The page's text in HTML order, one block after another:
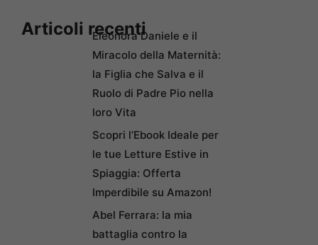
Articoli recentiEleonora Daniele e il
Miracolo della Maternità:
la Figlia che Salva e il
Ruolo di Padre Pio nella
loro Vita
Scopri l’Ebook Ideale per
le tue Letture Estive in
Spiaggia: Offerta
Imperdibile su Amazon!
Abel Ferrara: la mia
battaglia contro la